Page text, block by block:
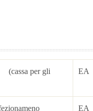
per gli
EA
EA